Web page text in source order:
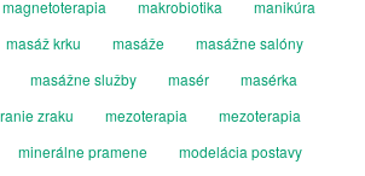
magnetoterapia makrobiotika
manikúra
masáž krku masáže
masážne salóny
masážne služby masér
masérka
zraku mezoterapia
mezoterapia
minerálne pramene
modelácia postavy